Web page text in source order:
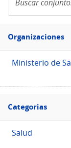
conjuntos
de
Filtro
Organizaciones
Ministerio de
Filtro
Categorias
Categorias
Salud